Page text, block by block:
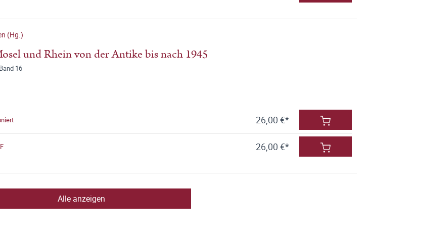
(Hg.)
und Rhein von der Antike bis nach 1945
16
26,00 €*
26,00 €*
Alle anzeigen